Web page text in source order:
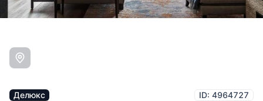
Делюкс ID: 4964727